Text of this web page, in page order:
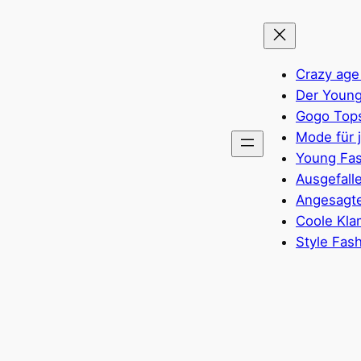
Crazy
Der
Gogo
Mode für
Young
Coole
Style